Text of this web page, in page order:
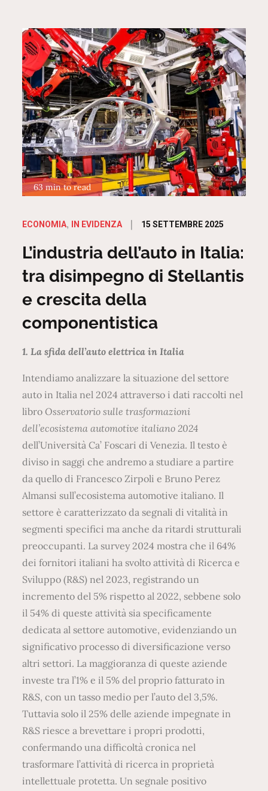
63 min to read
ECONOMIA IN EVIDENZA
Posted
15 SETTEMBRE 2025
L’industria dell’auto in Italia:
tra disimpegno di Stellantis
e crescita della
componentistica
1. La sfida dell’auto elettrica in Italia
Intendiamo analizzare la situazione del settore
auto in Italia nel 2024 attraverso i dati raccolti nel
libro Osservatorio sulle trasformazioni
dell’ecosistema automotive italiano 2024
dell’Università Ca’ Foscari di Venezia. Il testo è
diviso in saggi che andremo a studiare a partire
da quello di Francesco Zirpoli e Bruno Perez
Almansi sull’ecosistema automotive italiano. Il
settore è caratterizzato da segnali di vitalità in
segmenti specifici ma anche da ritardi strutturali
preoccupanti. La survey 2024 mostra che il 64%
dei fornitori italiani ha svolto attività di Ricerca e
Sviluppo (R&S) nel 2023, registrando un
incremento del 5% rispetto al 2022, sebbene solo
il 54% di queste attività sia specificamente
dedicata al settore automotive, evidenziando un
significativo processo di diversificazione verso
altri settori. La maggioranza di queste aziende
investe tra l’1% e il 5% del proprio fatturato in
R&S, con un tasso medio per l’auto del 3,5%.
Tuttavia solo il 25% delle aziende impegnate in
R&S riesce a brevettare i propri prodotti,
confermando una difficoltà cronica nel
trasformare l’attività di ricerca in proprietà
intellettuale protetta. Un segnale positivo